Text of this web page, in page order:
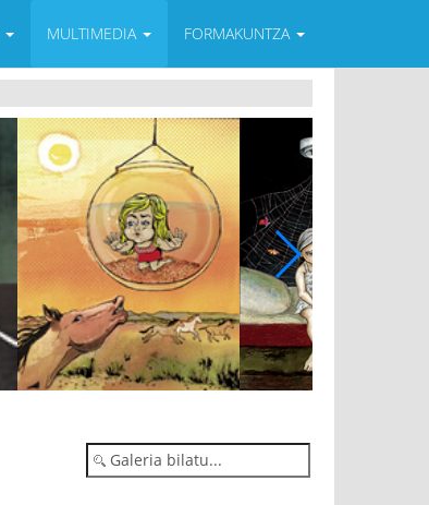
MULTIMEDIA FORMAKUNTZA